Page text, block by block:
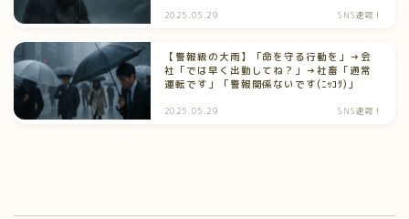
2025.05.29 SNS速報！
【警報級の大雨】「命を守る行動を」→会
社「では早く出勤してね？」→社畜「通常
運転です」「警報関係ないです(ﾆｯｺﾘ)」
2025.05.29 SNS速報！